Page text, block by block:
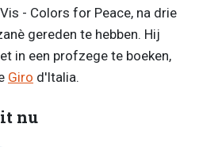
- Colors for Peace, na drie
gereden te hebben. Hij
in een profzege te boeken,
Giro d'Italia.
nu